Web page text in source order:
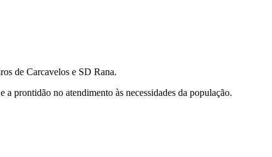
de Carcavelos e SD Rana.
prontidão no atendimento às necessidades da população.